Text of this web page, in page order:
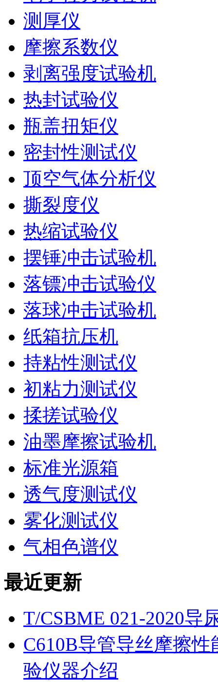
测厚仪
摩擦系数仪
剥离强度试验机
热封试验仪
瓶盖扭矩仪
密封性测试仪
顶空气体分析仪
撕裂度仪
热缩试验仪
摆锤冲击试验机
落镖冲击试验仪
落球冲击试验机
纸箱抗压机
持粘性测试仪
初粘力测试仪
揉搓试验仪
油墨摩擦试验机
标准光源箱
透气度测试仪
雾化测试仪
气相色谱仪
最近更新
T/CSBME 021-2020导
C610B导管导丝摩擦
验仪器介绍